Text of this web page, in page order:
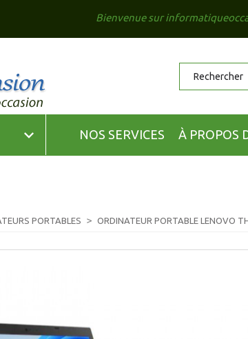
Bienvenue sur
 NOS SERVICES À PROPOS
PORTABLES ORDINATEUR PORTABLE LENOVO